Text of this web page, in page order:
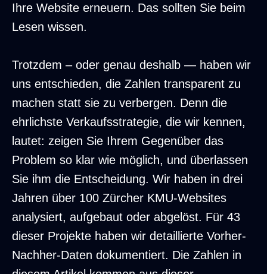
Ihre Website erneuern. Das sollten Sie beim
Lesen wissen.
Trotzdem – oder genau deshalb — haben wir
uns entschieden, die Zahlen transparent zu
machen statt sie zu verbergen. Denn die
ehrlichste Verkaufsstrategie, die wir kennen,
lautet: zeigen Sie Ihrem Gegenüber das
Problem so klar wie möglich, und überlassen
Sie ihm die Entscheidung. Wir haben in drei
Jahren über 100 Zürcher KMU-Websites
analysiert, aufgebaut oder abgelöst. Für 43
dieser Projekte haben wir detaillierte Vorher-
Nachher-Daten dokumentiert. Die Zahlen in